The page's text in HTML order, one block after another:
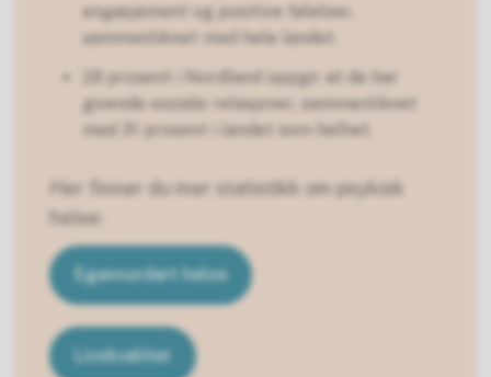
engasjement og positive følelser,
sammenliknet med hele landet.
28 prosent i Nordland oppgir at de har
givende sosiale relasjoner, sammenliknet
med 31 prosent i landet som helhet.
Her finner du mer statistikk om psykisk
helse:
Egenvurdert helse
Livskvalitet